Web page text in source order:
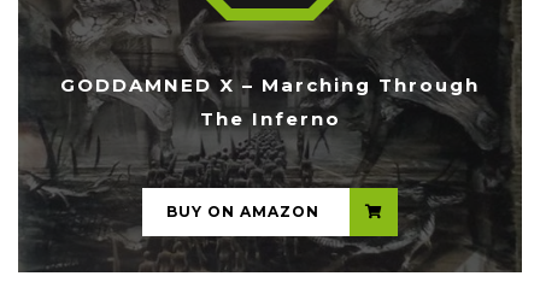
GODDAMNED X – Marching Through
The Inferno
...
BUY ON AMAZON